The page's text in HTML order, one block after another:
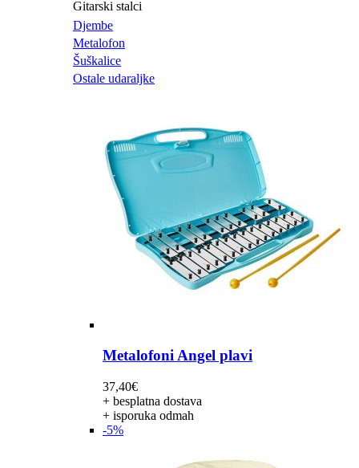
Gitarski stalci
Djembe
Metalofon
Šuškalice
Ostale udaraljke
Metalofoni Angel plavi
37,40€
+ besplatna dostava
+ isporuka odmah
-5%